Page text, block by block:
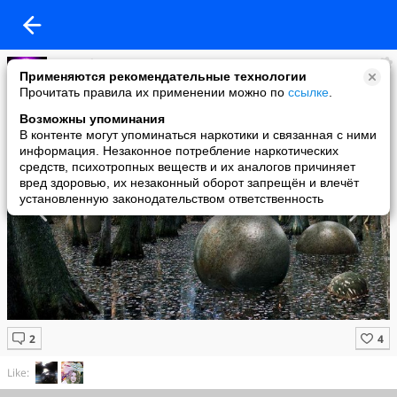
Применяются рекомендательные технологии
Прочитать правила их применении можно по ссылке
Возможны упоминания
В контенте могут упоминаться наркотики и связанная с ними
информация. Незаконное потребление наркотических
средств, психотропных веществ и их аналогов причиняет
вред здоровью, их незаконный оборот запрещён и влечёт
установленную законодательством ответственность
masterkosta
added a photo
02 Nov в 07:27
Like: